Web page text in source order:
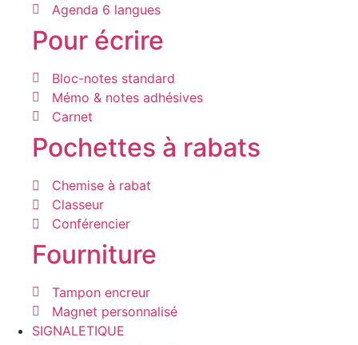
Agenda 6 langues
Pour écrire
Bloc-notes standard
Mémo & notes adhésives
Carnet
Pochettes à rabats
Chemise à rabat
Classeur
Conférencier
Fourniture
Tampon encreur
Magnet personnalisé
SIGNALETIQUE